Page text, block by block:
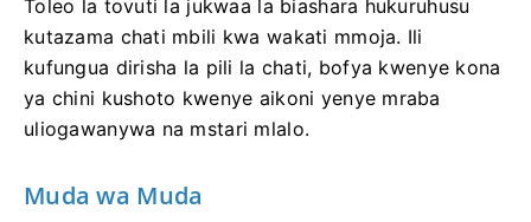
Toleo la tovuti la jukwaa la biashara hukuruhusu
kutazama chati mbili kwa wakati mmoja. Ili
kufungua dirisha la pili la chati, bofya kwenye kona
ya chini kushoto kwenye aikoni yenye mraba
uliogawanywa na mstari mlalo.
Muda wa Muda